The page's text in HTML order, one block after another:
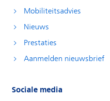
Mobiliteitsadvies
Nieuws
Prestaties
Aanmelden nieuwsbrief
Sociale media